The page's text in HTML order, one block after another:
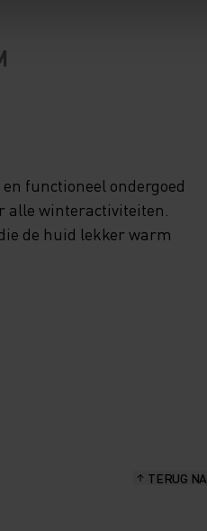
functioneel ondergoed
alle winteractiviteiten.
de huid lekker warm
TERUG